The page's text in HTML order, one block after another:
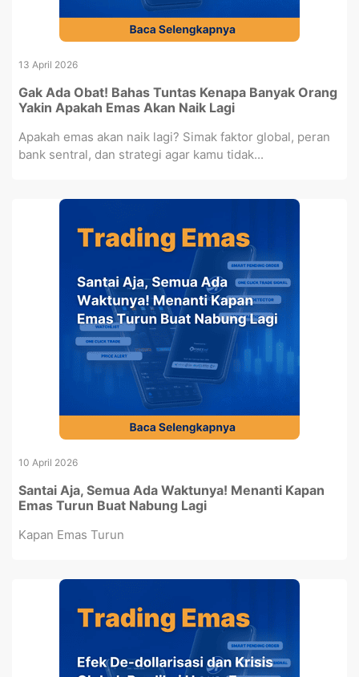
13 April 2026
Gak Ada Obat! Bahas Tuntas Kenapa Banyak Orang
Yakin Apakah Emas Akan Naik Lagi
Apakah emas akan naik lagi? Simak faktor global, peran
bank sentral, dan strategi agar kamu tidak...
10 April 2026
Santai Aja, Semua Ada Waktunya! Menanti Kapan
Emas Turun Buat Nabung Lagi
Kapan Emas Turun